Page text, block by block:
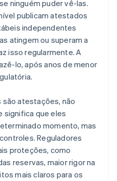
ninguém puder vê-las.
publicam atestados
independentes
atingem ou superam a
isso regularmente. A
lo, após anos de menor
atestações, não
significa que eles
momento, mas
Reguladores
proteções, como
reservas, maior rigor na
mais claros para os